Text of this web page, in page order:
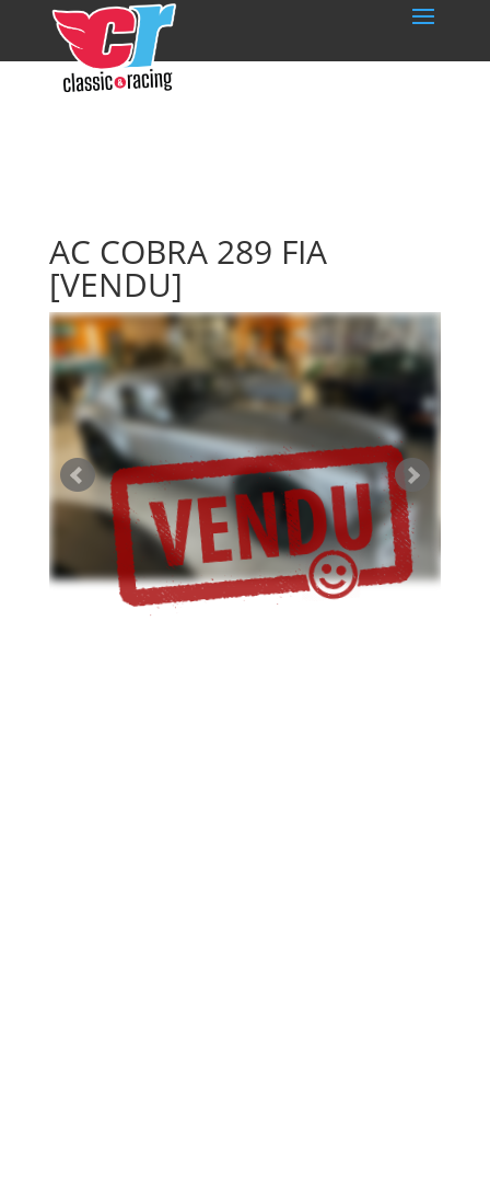
AC COBRA 289 FIA
[VENDU]